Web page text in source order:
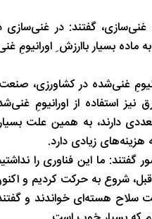
گفتند: در غنی‌سازی
بسیار باارزش
غنی‌شده در کشاورزی،
استفاده از اورانیومِ
دارند، ‌به همین علت
زیادی دارد.
ما این فناوری را
شروع به حرکت کردیم و
کشورها برای غنی‌سازی تا 90% را ساخت